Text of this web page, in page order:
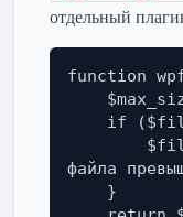
отдельный
function
файла